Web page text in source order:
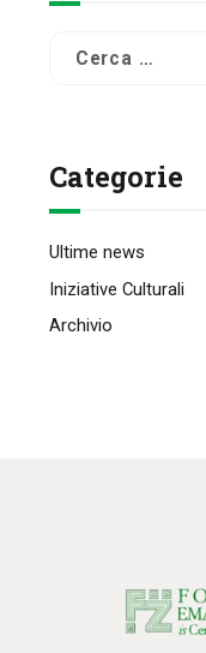
Categorie
Ultime news
Iniziative Culturali
Archivio